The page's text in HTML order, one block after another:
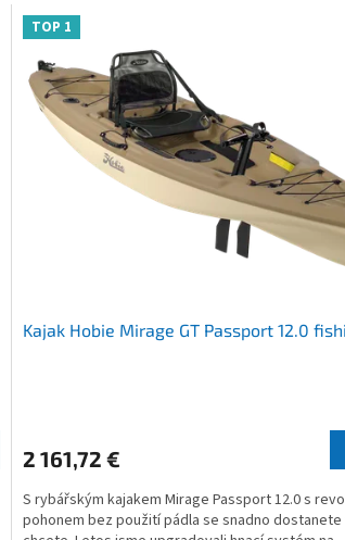
TOP 1
Kajak Hobie Mirage GT Passport 12.0
je
z
5
2 161,72 €
S rybářským kajakem Mirage Passport 12.0 s
pohonem bez použití pádla se snadno dostanete